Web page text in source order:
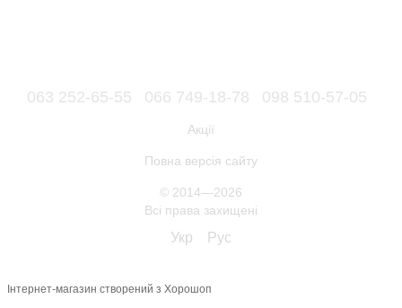
063 252-65-55 066 749-18-78 098 510-57-05
Акції
Повна версія сайту
© 2014—2026
Всі права захищені
Укр Рус
Інтернет-магазин створений з Хорошоп